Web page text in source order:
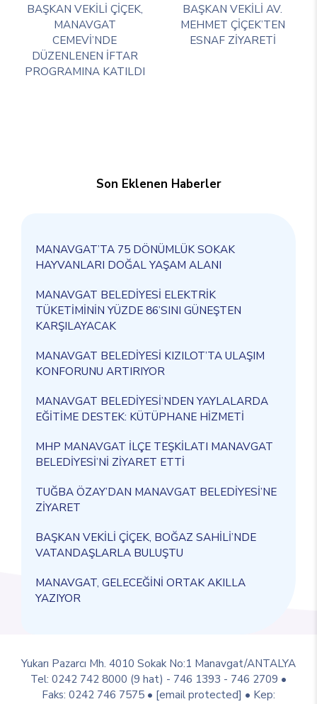
BAŞKAN VEKİLİ ÇİÇEK,
MANAVGAT
CEMEVİ’NDE
DÜZENLENEN İFTAR
PROGRAMINA KATILDI
BAŞKAN VEKİLİ AV.
MEHMET ÇİÇEK’TEN
ESNAF ZİYARETİ
Son Eklenen Haberler
MANAVGAT’TA 75 DÖNÜMLÜK SOKAK
HAYVANLARI DOĞAL YAŞAM ALANI
MANAVGAT BELEDİYESİ ELEKTRİK
TÜKETİMİNİN YÜZDE 86’SINI GÜNEŞTEN
KARŞILAYACAK
MANAVGAT BELEDİYESİ KIZILOT’TA ULAŞIM
KONFORUNU ARTIRIYOR
MANAVGAT BELEDİYESİ’NDEN YAYLALARDA
EĞİTİME DESTEK: KÜTÜPHANE HİZMETİ
MHP MANAVGAT İLÇE TEŞKİLATI MANAVGAT
BELEDİYESİ’Nİ ZİYARET ETTİ
TUĞBA ÖZAY’DAN MANAVGAT BELEDİYESİ’NE
ZİYARET
BAŞKAN VEKİLİ ÇİÇEK, BOĞAZ SAHİLİ’NDE
VATANDAŞLARLA BULUŞTU
MANAVGAT, GELECEĞİNİ ORTAK AKILLA
YAZIYOR
Yukarı Pazarcı Mh. 4010 Sokak No:1 Manavgat/ANTALYA
Tel: 0242 742 8000 (9 hat) - 746 1393 - 746 2709 •
Faks: 0242 746 7575 • [email protected] • Kep: